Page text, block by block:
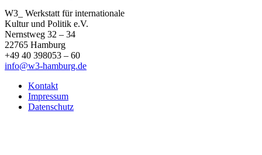
W3_ Werkstatt für internationale
Kultur und Politik e.V.
Nernstweg 32 – 34
22765 Hamburg
+49 40 398053 – 60
info@w3-hamburg.de
Kontakt
Impressum
Datenschutz